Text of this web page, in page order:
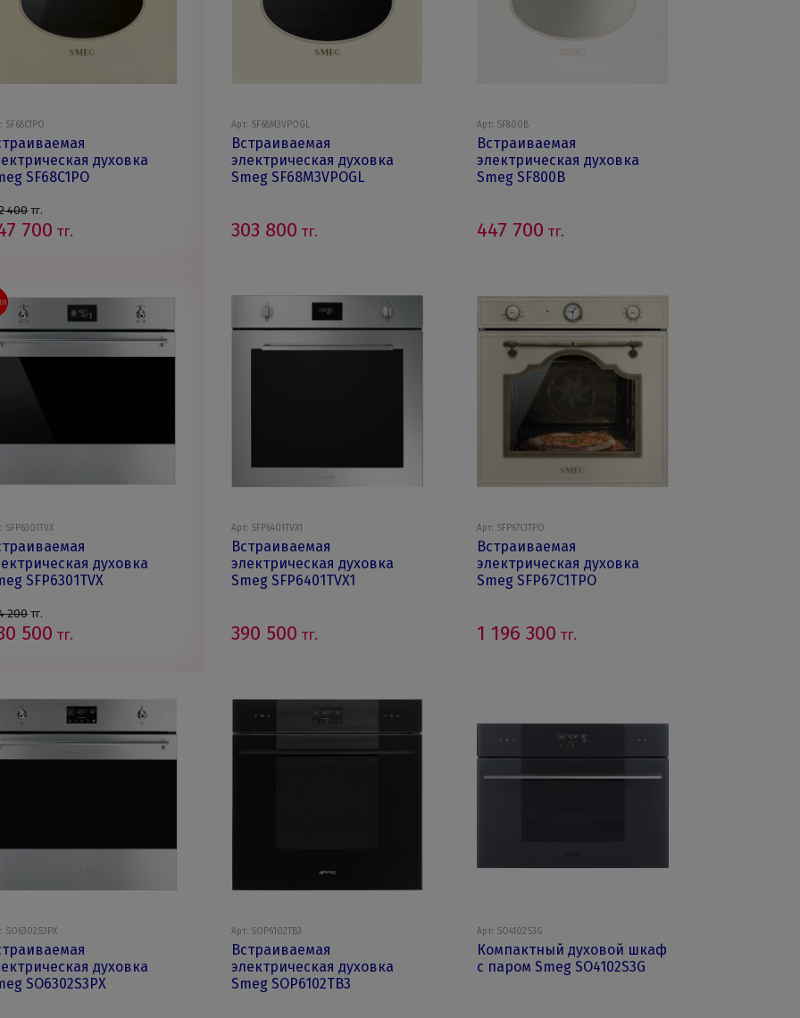
SF68C1PO
духовка
SF68C1PO
400тг.
700 тг.
Арт: SF68M3VPOGL
Встраиваемая
электрическая духовка
Smeg SF68M3VPOGL
303 800 тг.
Арт: SF800B
Встраиваемая
электрическая духовка
Smeg SF800B
447 700 тг.
SFP6301TVX
духовка
SFP6301TVX
200тг.
500 тг.
Арт: SFP6401TVX1
Встраиваемая
электрическая духовка
Smeg SFP6401TVX1
390 500 тг.
Арт: SFP67C1TPO
Встраиваемая
электрическая духовка
Smeg SFP67C1TPO
1 196 300 тг.
SO6302S3PX
духовка
SO6302S3PX
Арт: SOP6102TB3
Встраиваемая
электрическая духовка
Smeg SOP6102TB3
Арт: SO4102S3G
Компактный духовой шкаф
с паром Smeg SO4102S3G